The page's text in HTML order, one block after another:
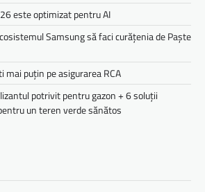
este optimizat pentru AI
Samsung să faci curățenia de Paște
mai puțin pe asigurarea RCA
potrivit pentru gazon + 6 soluții
un teren verde sănătos